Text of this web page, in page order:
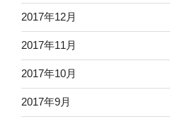
2017年12月
2017年11月
2017年10月
2017年9月